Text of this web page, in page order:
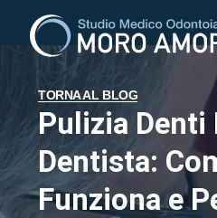
TORNA AL BLOG
Pulizia Denti
Dentista:
Funziona e